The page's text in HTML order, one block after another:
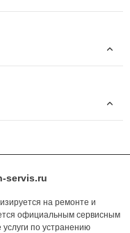
servis.ru
на ремонте и
официальным сервисным
по устранению